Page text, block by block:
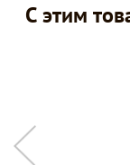
С этим